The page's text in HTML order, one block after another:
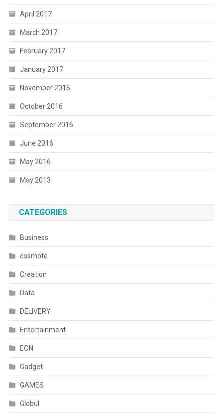
April 2017
March 2017
February 2017
January 2017
November 2016
October 2016
September 2016
June 2016
May 2016
May 2013
CATEGORIES
Business
cosmote
Creation
Data
DELIVERY
Entertainment
EON
Gadget
GAMES
Globul